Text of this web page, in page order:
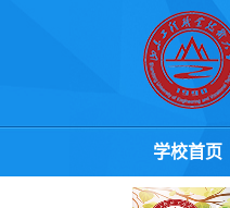
学校首页